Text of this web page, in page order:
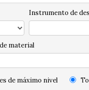
Instrumento de
material
de máximo nivel